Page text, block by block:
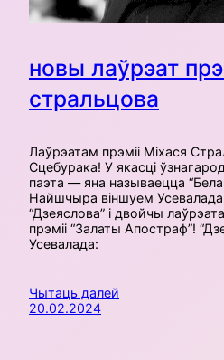
новы лаўрэат
стральцова
Лаўрэатам прэміі Міхася
Сцебурака! У якасці
паэта — яна называецца
Найшчыра віншуем
“Дзеяслова” і двойчы
прэміі “Залаты Апостраф”!
Усевалада:
Чытаць далей
20.02.2024